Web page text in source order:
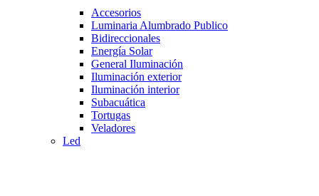
Accesorios
Luminaria Alumbrado Publico
Bidireccionales
Energía Solar
General Iluminación
Iluminación exterior
Iluminación interior
Subacuática
Tortugas
Veladores
Led